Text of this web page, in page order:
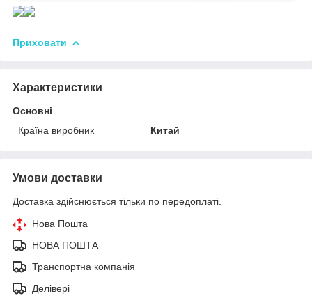
Приховати
Характеристики
Основні
Країна виробник
Китай
Умови доставки
Доставка здійснюється тільки по передоплаті.
Нова Пошта
НОВА ПОШТА
Транспортна компанія
Делівері